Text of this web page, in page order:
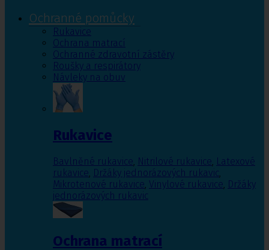
Ochranné pomůcky
Rukavice
Ochrana matrací
Ochranné zdravotní zástěry
Roušky a respirátory
Návleky na obuv
Rukavice
Bavlněné rukavice, Nitrilové rukavice, Latexové
rukavice, Držáky jednorázových rukavic,
Mikrotenové rukavice, Vinylové rukavice, Držáky
jednorázových rukavic
Ochrana matrací